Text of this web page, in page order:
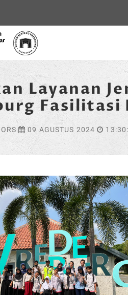
Layanan
Fasilitasi
09 AGUSTUS 2024